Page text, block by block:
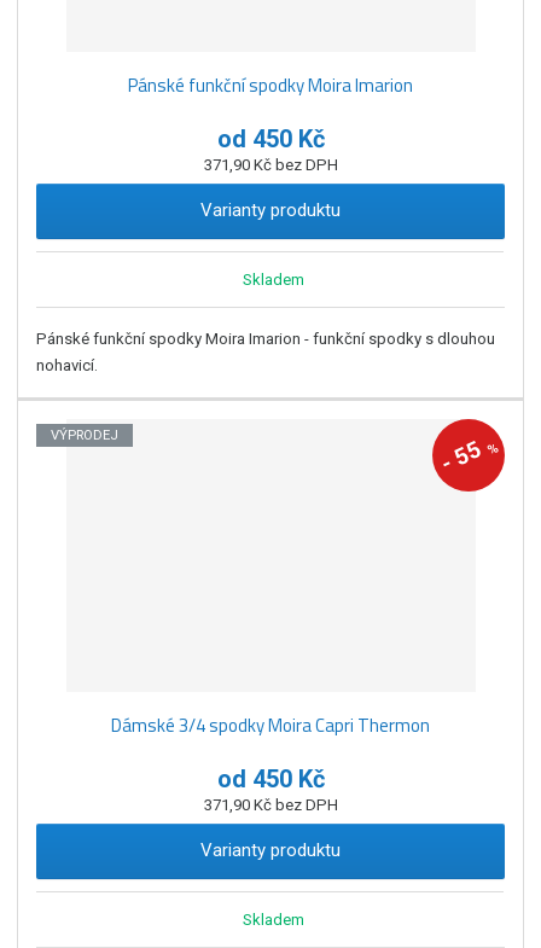
Pánské funkční spodky Moira Imarion
od 450 Kč
371,90 Kč bez DPH
Varianty produktu
Skladem
Pánské funkční spodky Moira Imarion - funkční spodky s dlouhou
nohavicí.
-
55%
VÝPRODEJ
Dámské 3/4 spodky Moira Capri Thermon
od 450 Kč
371,90 Kč bez DPH
Varianty produktu
Skladem